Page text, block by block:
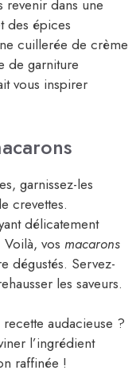
revenir dans une
des épices
cuillerée de crème
de garniture
vous inspirer
garnissez-les
crevettes.
délicatement
vos macarons
dégustés. Servez-
les saveurs.
audacieuse ?
l’ingrédient
raffinée !